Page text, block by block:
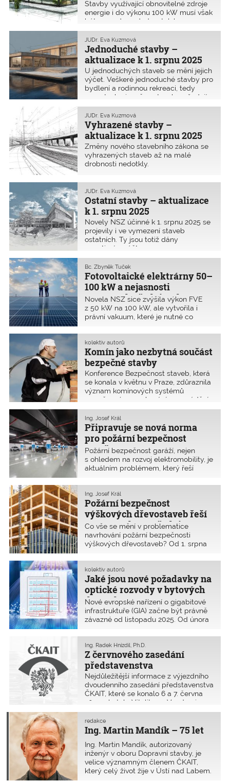
Stavby využívající obnovitelné zdroje
energie i do výkonu 100 kW musí však
být provedeny dodavatelsky s
autorizovanou osobou
stavbyvedoucího. Zde přinášíme
kompletní výčet a přehled požadavků
na drobné stavby podle NSZ.
Jednoduché stavby –
aktualizace k 1. srpnu 2025
JUDr. Eva Kuzmová
U jednoduchých staveb se mění jejich
výčet. Veškeré jednoduché stavby pro
bydlení a rodinnou rekreaci, tedy
novostavby i změny staveb, vyžadují
projektovou dokumentaci pro povolení
záměru i provádění stavby a také se
kolaudují. V tomto příspěvku
přinášíme kompletní přehled toho, jak
jsou vymezeny jednoduché stavby
k tomuto datu a co pro ně platí.
Vyhrazené stavby –
aktualizace k 1. srpnu 2025
JUDr. Eva Kuzmová
Změny nového stavebního zákona se
vyhrazených staveb až na malé
drobnosti nedotkly.
Ostatní stavby – aktualizace
k 1. srpnu 2025
JUDr. Eva Kuzmová
Novely NSZ účinné k 1. srpnu 2025 se
projevily i ve vymezení staveb
ostatních. Ty jsou totiž dány
negativním výčtem.
Fotovoltaické elektrárny 50–
100 kW a nejasnosti
v právních předpisech
Bc. Zbyněk Tuček
Novela NSZ sice zvýšila výkon FVE
z 50 kW na 100 kW, ale vytvořila i
právní vakuum, které je nutné co
mohou být povolovány a realizovány
zjednodušeným způsobem jako
drobné stavby. Bohužel však chybí
novelizace i příslušných prováděcích
vyhlášek pro jejich bezpečnou
instalaci.
Komín jako nezbytná součást
bezpečné stavby
kolektiv autorů
Konference Bezpečnost staveb, která
se konala v květnu v Praze, zdůraznila
význam komínových systémů
v současném navrhování a provádění.
Připravuje se nová norma
pro požární bezpečnost
garáží
Ing. Josef Král
Požární bezpečnost garáží, nejen
s ohledem na rozvoj elektromobility, je
aktuálním problémem, který řeší
vyhlášky č. 23/2008 Sb. se sice zatím
nepodařilo schválit, ale začíná se
pracovat na nové normě. Za poslední
desetiletí se totiž požární zatížení
těchto staveb významně zvýšilo a je
třeba komplexní přístup.
Požární bezpečnost
výškových dřevostaveb řeší
nový návrhový předpis
Ing. Josef Král
Co vše se mění v problematice
navrhování požární bezpečnosti
výškových dřevostaveb? Od 1. srpna
ČSN 73 0802Požární bezpečnost
staveb – Nevýrobní objekty. Přesný
název přílohy zní: „Specifické
požadavky pro stavby s hořlavým
konstrukčním systémem.“ Přinášíme
přehled hlavních změn.
Jaké jsou nové požadavky na
optické rozvody v bytových
domech
kolektiv autorů
Nové evropské nařízení o gigabitové
infrastruktuře (GIA) začne být právně
závazné od listopadu 2025. Od února
pro optické připojení nejen všechny
nové budovy, ale i ty stávající, které
procházejí rozsáhlou obnovou. Cílem
je podpořit rychlý internet. Toto
nařízení významně ovlivní přípravu
staveb i v ČR. Článek proto přináší
rozbor problematiky budování
optických sítí v nových podmínkách.
Z červnového zasedání
představenstva
Ing. Radek Hnízdil, Ph.D.
Nejdůležitější informace z výjezdního
dvoudenního zasedání představenstva
ČKAIT, které se konalo 6 a 7. června
2025 v hotelu Vitality ve Vendryni
v Moravskoslezském kraji. Jednání se
účastnili všichni členové i pozvaní
hosté.
Ing. Martin Mandík – 75 let
redakce
Ing. Martin Mandík, autorizovaný
inženýr v oboru Dopravní stavby, je
velice významným členem ČKAIT,
který celý život žije v Ústí nad Labem.